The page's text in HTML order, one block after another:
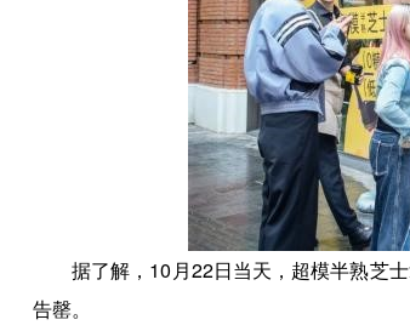
据了解，10月22日当天，超模半熟芝士
告罄。